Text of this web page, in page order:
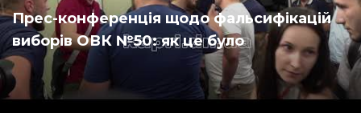
Прес-конференція щодо фальсифікацій
виборів ОВК №50: як це було